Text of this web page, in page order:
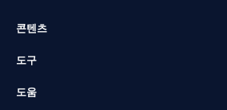
콘텐츠
도구
도움